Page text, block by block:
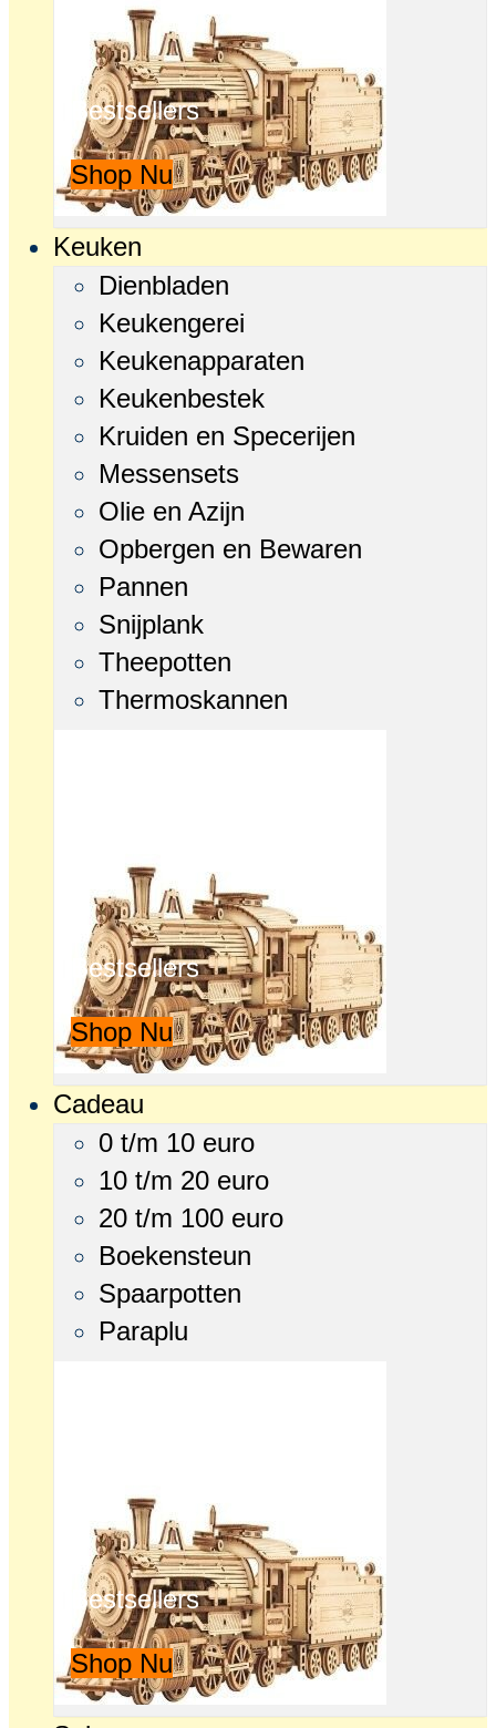
Bestsellers
Shop Nu
Keuken
Dienbladen
Keukengerei
Keukenapparaten
Keukenbestek
Kruiden en Specerijen
Messensets
Olie en Azijn
Opbergen en Bewaren
Pannen
Snijplank
Theepotten
Thermoskannen
Bestsellers
Shop Nu
Cadeau
0 t/m 10 euro
10 t/m 20 euro
20 t/m 100 euro
Boekensteun
Spaarpotten
Paraplu
Bestsellers
Shop Nu